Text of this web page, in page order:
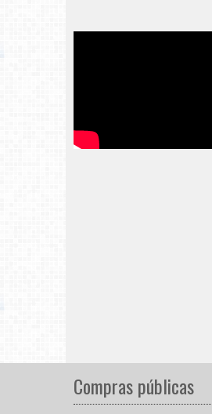
Compras públicas